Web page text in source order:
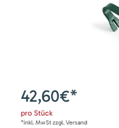
42,60€*
pro Stück
*inkl. MwSt zzgl. Versand